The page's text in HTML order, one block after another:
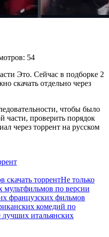
54
Это. Сейчас в подборке 2
скачать отдельно через
чтобы было
части, проверить порядок
через торрент на русском
скачать торрентНе только
по версии
французских фильмов
комедий по
лучших итальянских